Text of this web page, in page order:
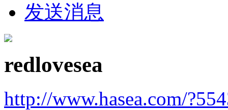
发送消息
redlovesea
http://www.hasea.com/